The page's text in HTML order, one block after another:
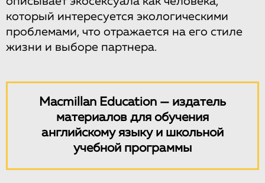
который интересуется экологическими
проблемами, что отражается на его стиле
жизни и выборе партнера.
Macmillan Education — издатель
материалов для обучения
английскому языку и школьной
учебной программы